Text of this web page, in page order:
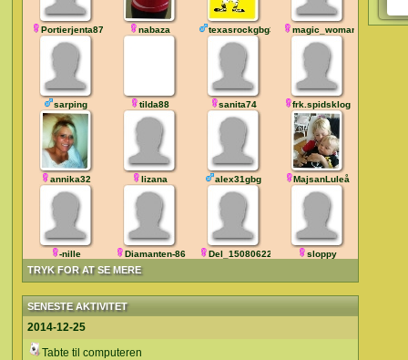
TRYK FOR AT SE MERE
Portierjenta87 nabaza texasrockgbg32 magic_woman
sarping tilda88 sanita74 frk.spidsklog
annika32 lizana alex31gbg MajsanLuleå
-nille Diamanten-86 Del_150806225808 sloppy
SENESTE AKTIVITET
2014-12-25
Tabte til computeren